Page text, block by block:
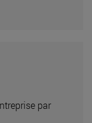
par